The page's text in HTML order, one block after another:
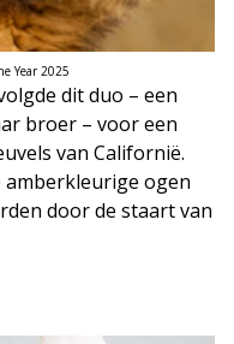
Year 2025
dit duo – een
broer – voor een
van Californië.
amberkleurige ogen
door de staart van